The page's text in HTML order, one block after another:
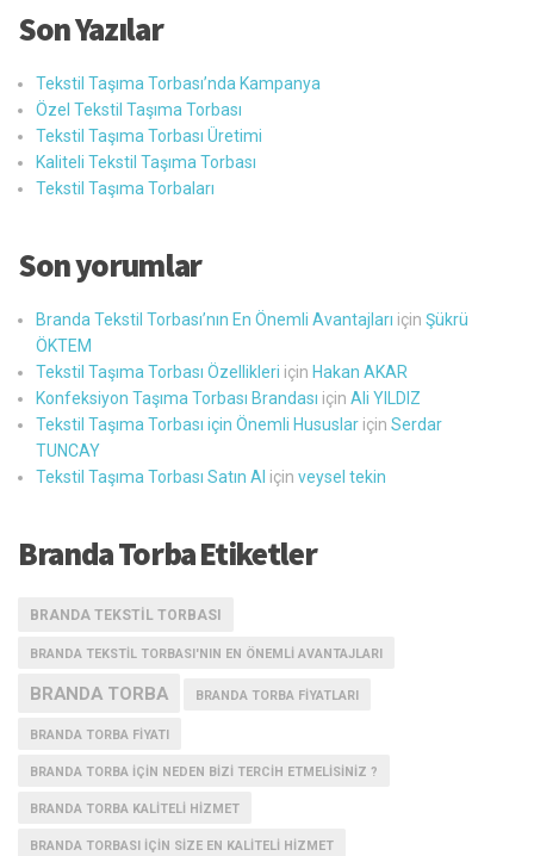
Son Yazılar
Tekstil Taşıma Torbası’nda Kampanya
Özel Tekstil Taşıma Torbası
Tekstil Taşıma Torbası Üretimi
Kaliteli Tekstil Taşıma Torbası
Tekstil Taşıma Torbaları
Son yorumlar
Branda Tekstil Torbası’nın En Önemli Avantajları için Şükrü
ÖKTEM
Tekstil Taşıma Torbası Özellikleri için Hakan AKAR
Konfeksiyon Taşıma Torbası Brandası için Ali YILDIZ
Tekstil Taşıma Torbası için Önemli Hususlar için Serdar
TUNCAY
Tekstil Taşıma Torbası Satın Al için veysel tekin
Branda Torba Etiketler
BRANDA TEKSTIL TORBASI
BRANDA TEKSTIL TORBASI'NIN EN ÖNEMLI AVANTAJLARI
BRANDA TORBA BRANDA TORBA FIYATLARI
BRANDA TORBA FIYATI
BRANDA TORBA IÇIN NEDEN BIZI TERCIH ETMELISINIZ ?
BRANDA TORBA KALITELI HIZMET
BRANDA TORBASI IÇIN SIZE EN KALITELI HIZMET